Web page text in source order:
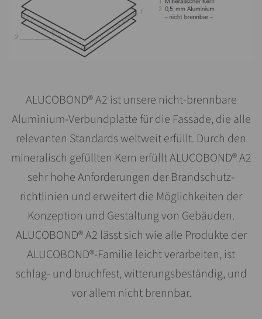
ALUCOBOND® A2 ist unsere nicht-brennbare
Aluminium-Verbundplatte für die Fassade, die alle
relevanten Standards weltweit erfüllt. Durch den
mineralisch gefüllten Kern erfüllt ALUCOBOND® A2
sehr hohe Anforderungen der Brandschutz­
richtlinien und erweitert die Möglichkeiten der
Konzeption und Gestaltung von Gebäuden.
ALUCOBOND® A2 lässt sich wie alle Produkte der
ALUCOBOND®-Familie leicht verarbeiten, ist
schlag- und bruchfest, witterungs­beständig, und
vor allem nicht brennbar.